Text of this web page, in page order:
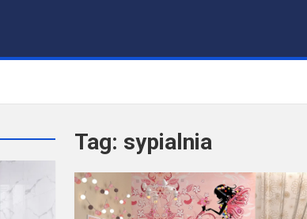
Tag: sypialnia